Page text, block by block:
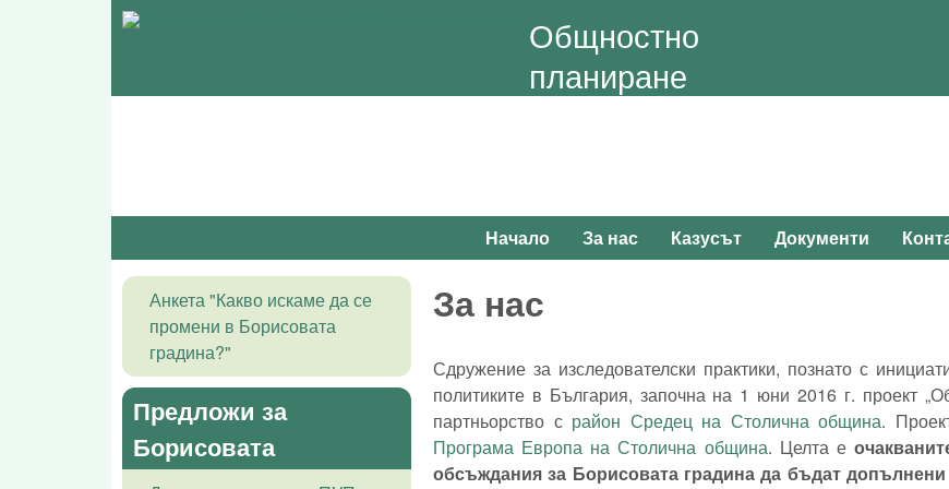
Общностно
планиране
Main menu
Начало За нас Казусът Документи
За нас
Сдружение за изследователски практики, познато с
политиките в България, започна на 1 юни 2016 г. проект
партньорство с район Средец на Столична община.
Програма Европа на Столична община. Целта е
обсъждания за Борисовата градина да бъдат
Анкета "Какво искаме да се
промени в Борисовата
градина?"
Предложи за
Борисовата